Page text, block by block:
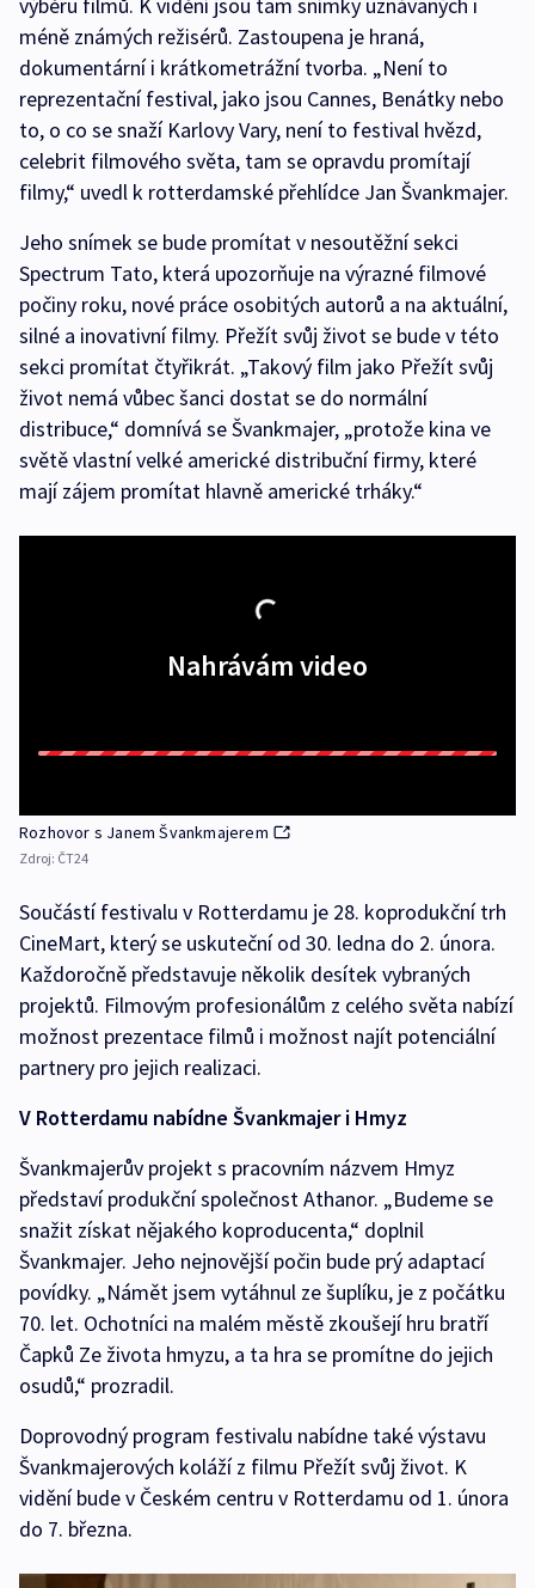
výběru filmů. K vidění jsou tam snímky uznávaných i
méně známých režisérů. Zastoupena je hraná,
dokumentární i krátkometrážní tvorba. „Není to
reprezentační festival, jako jsou Cannes, Benátky nebo
to, o co se snaží Karlovy Vary, není to festival hvězd,
celebrit filmového světa, tam se opravdu promítají
filmy,“ uvedl k rotterdamské přehlídce Jan Švankmajer.
Jeho snímek se bude promítat v nesoutěžní sekci
Spectrum Tato, která upozorňuje na výrazné filmové
počiny roku, nové práce osobitých autorů a na aktuální,
silné a inovativní filmy. Přežít svůj život se bude v této
sekci promítat čtyřikrát. „Takový film jako Přežít svůj
život nemá vůbec šanci dostat se do normální
distribuce,“ domnívá se Švankmajer, „protože kina ve
světě vlastní velké americké distribuční firmy, které
mají zájem promítat hlavně americké trháky.“
Nahrávám video
Rozhovor s Janem Švankmajerem
Zdroj: ČT24
Součástí festivalu v Rotterdamu je 28. koprodukční trh
CineMart, který se uskuteční od 30. ledna do 2. února.
Každoročně představuje několik desítek vybraných
projektů. Filmovým profesionálům z celého světa nabízí
možnost prezentace filmů i možnost najít potenciální
partnery pro jejich realizaci.
V Rotterdamu nabídne Švankmajer i Hmyz
Švankmajerův projekt s pracovním názvem Hmyz
představí produkční společnost Athanor. „Budeme se
snažit získat nějakého koproducenta,“ doplnil
Švankmajer. Jeho nejnovější počin bude prý adaptací
povídky. „Námět jsem vytáhnul ze šuplíku, je z počátku
70. let. Ochotníci na malém městě zkoušejí hru bratří
Čapků Ze života hmyzu, a ta hra se promítne do jejich
osudů,“ prozradil.
Doprovodný program festivalu nabídne také výstavu
Švankmajerových koláží z filmu Přežít svůj život. K
vidění bude v Českém centru v Rotterdamu od 1. února
do 7. března.